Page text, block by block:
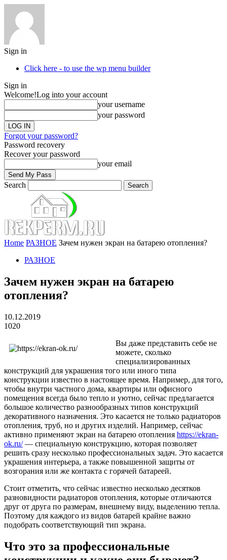
Sign in
Click here - to use the wp menu builder
Sign in
Welcome!Log into your account
your username
your password
Forgot your password?
Password recovery
Recover your password
your email
Search
Home РАЗНОЕ Зачем нужен экран на батарею отопления?
РАЗНОЕ
Зачем нужен экран на батарею
отопления?
10.12.2019
1020
Вы даже представить себе не
можете, сколько
специализированных
конструкций для украшения того или иного типа
конструкции известно в настоящее время. Например, для того,
чтобы внутри частного дома, квартиры или офисного
помещения всегда было тепло и уютно, сейчас предлагается
большое количество разнообразных типов конструкций
декоративного назначения. Это касается не только радиаторов
отопления, труб, но и других изделий. Например, сейчас
активно применяют экран на батарею отопления https://ekran-
ok.ru/— специальную конструкцию, которая позволяет
решить сразу несколько профессиональных задач. Это касается
украшения интерьера, а также повышенной защиты от
возгорания или же контакта с горячей батареей.
Стоит отметить, что сейчас известно несколько десятков
разновидности радиаторов отопления, которые отличаются
друг от друга по размерам, внешнему виду, выделению тепла.
Поэтому для каждого из видов батарей крайне важно
подобрать соответствующий тип экрана.
Что это за профессиональные